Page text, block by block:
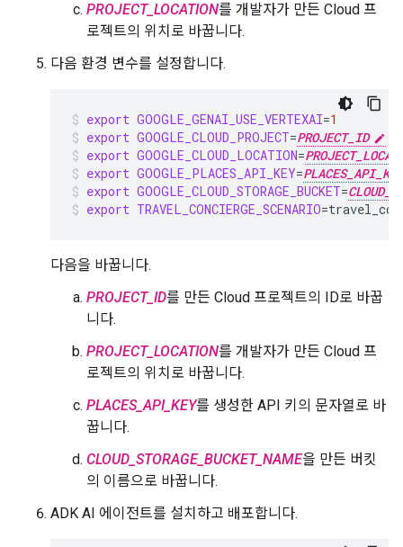
PROJECT_LOCATION를 개발자가 만든 Cloud 프
로젝트의 위치로 바꿉니다.
다음 환경 변수를 설정합니다.
export GOOGLE_GENAI_USE_VERTEXAI=1
export GOOGLE_CLOUD_PROJECT=PROJECT_ID
export GOOGLE_CLOUD_LOCATION=
export GOOGLE_PLACES_API_KEY=PLACES_API_KEY
export GOOGLE_CLOUD_STORAGE_BUCKET=
export TRAVEL_CONCIERGE_SCENARIO=
다음을 바꿉니다.
PROJECT_ID를 만든 Cloud 프로젝트의 ID로 바꿉
니다.
PROJECT_LOCATION를 개발자가 만든 Cloud 프
로젝트의 위치로 바꿉니다.
PLACES_API_KEY를 생성한 API 키의 문자열로 바
꿉니다.
CLOUD_STORAGE_BUCKET_NAME을 만든 버킷
의 이름으로 바꿉니다.
ADK AI 에이전트를 설치하고 배포합니다.